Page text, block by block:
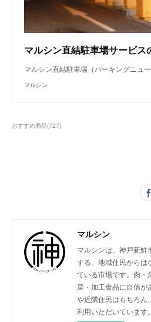
マルシン直結駐車場サービス
マルシン直結駐車場（パーキングニュ
マルシン
おすすめ商品(727)
マルシン
マルシンは、神戸新鮮
する、地域住民からは
ている市場です。肉・
菜・加工食品に自信が
や近隣住民はもちろん
利用いただいています。